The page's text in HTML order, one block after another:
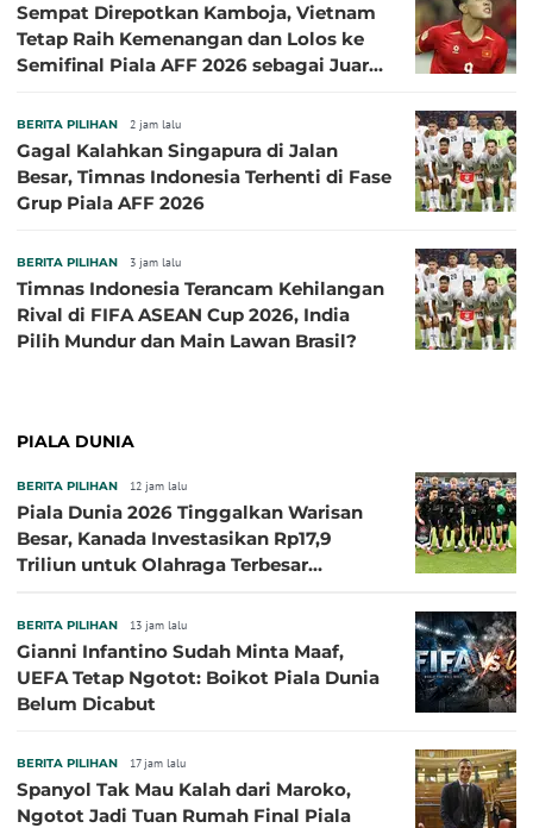
Sempat Direpotkan Kamboja, Vietnam
Tetap Raih Kemenangan dan Lolos ke
Semifinal Piala AFF 2026 sebagai Juara
BERITA PILIHAN 2 jam lalu
Gagal Kalahkan Singapura di Jalan
Besar, Timnas Indonesia Terhenti di Fase
Grup Piala AFF 2026
BERITA PILIHAN 3 jam lalu
Timnas Indonesia Terancam Kehilangan
Rival di FIFA ASEAN Cup 2026, India
Pilih Mundur dan Main Lawan Brasil?
PIALA DUNIA
BERITA PILIHAN 12 jam lalu
Piala Dunia 2026 Tinggalkan Warisan
Besar, Kanada Investasikan Rp17,9
Triliun untuk Olahraga Terbesar
BERITA PILIHAN 13 jam lalu
Gianni Infantino Sudah Minta Maaf,
UEFA Tetap Ngotot: Boikot Piala Dunia
Belum Dicabut
BERITA PILIHAN 17 jam lalu
Spanyol Tak Mau Kalah dari Maroko,
Ngotot Jadi Tuan Rumah Final Piala